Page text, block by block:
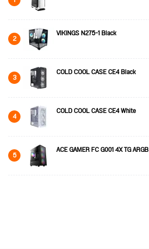
2 VIKINGS N275-1 Black
3 COLD COOL CASE CE4 Black
4 COLD COOL CASE CE4 White
5 ACE GAMER FC G001 4X TG ARGB